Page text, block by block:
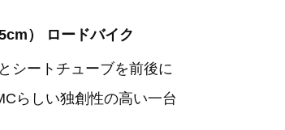
） ロードバイク
シートチューブを前後に
らしい独創性の高い一台